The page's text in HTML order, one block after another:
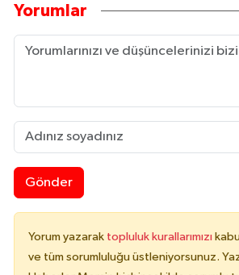
Yorumlar
Gönder
Yorum yazarak topluluk kurallarımızı
ve tüm sorumluluğu üstleniyorsunuz.